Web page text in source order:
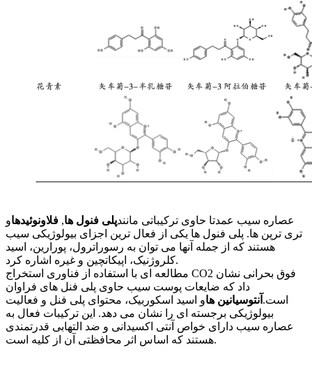
عصاره سیب عمدتا حاوی ترکیباتی مانندپلی فنول ها, فلاونوئیدهاو
تری ترپن ها. پلی فنول ها یکی از فعال ترین اجزای بیولوژیکی سیب
هستند که از جمله آنها می توان به رسوراترول، پورارین، اسید
کلروژنیک، اپیکاتچین و غیره اشاره کرد.
مطالعه ای با استفاده از فناوری استخراج CO2 فوق بحرانی نشان
داد که ضایعات پوست سیب حاوی پلی فنل های فراوان
است. آنتوسیانین هاو اسید اسکوربیک، محتوای پلی فنل و فعالیت
بیولوژیکی برجسته ای را نشان می دهد. این ترکیبات فعال به
عصاره سیب دارای خواص آنتی اکسیدانی و ضد التهابی قدرتمندی
هستند که اساس اثر محافظتی آن از کلیه است.